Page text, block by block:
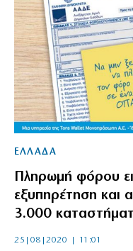
ΕΛΛΑΔΑ
Πληρωμή φόρου
εξυπηρέτηση και
3.000
25|08|2020 | 11:01